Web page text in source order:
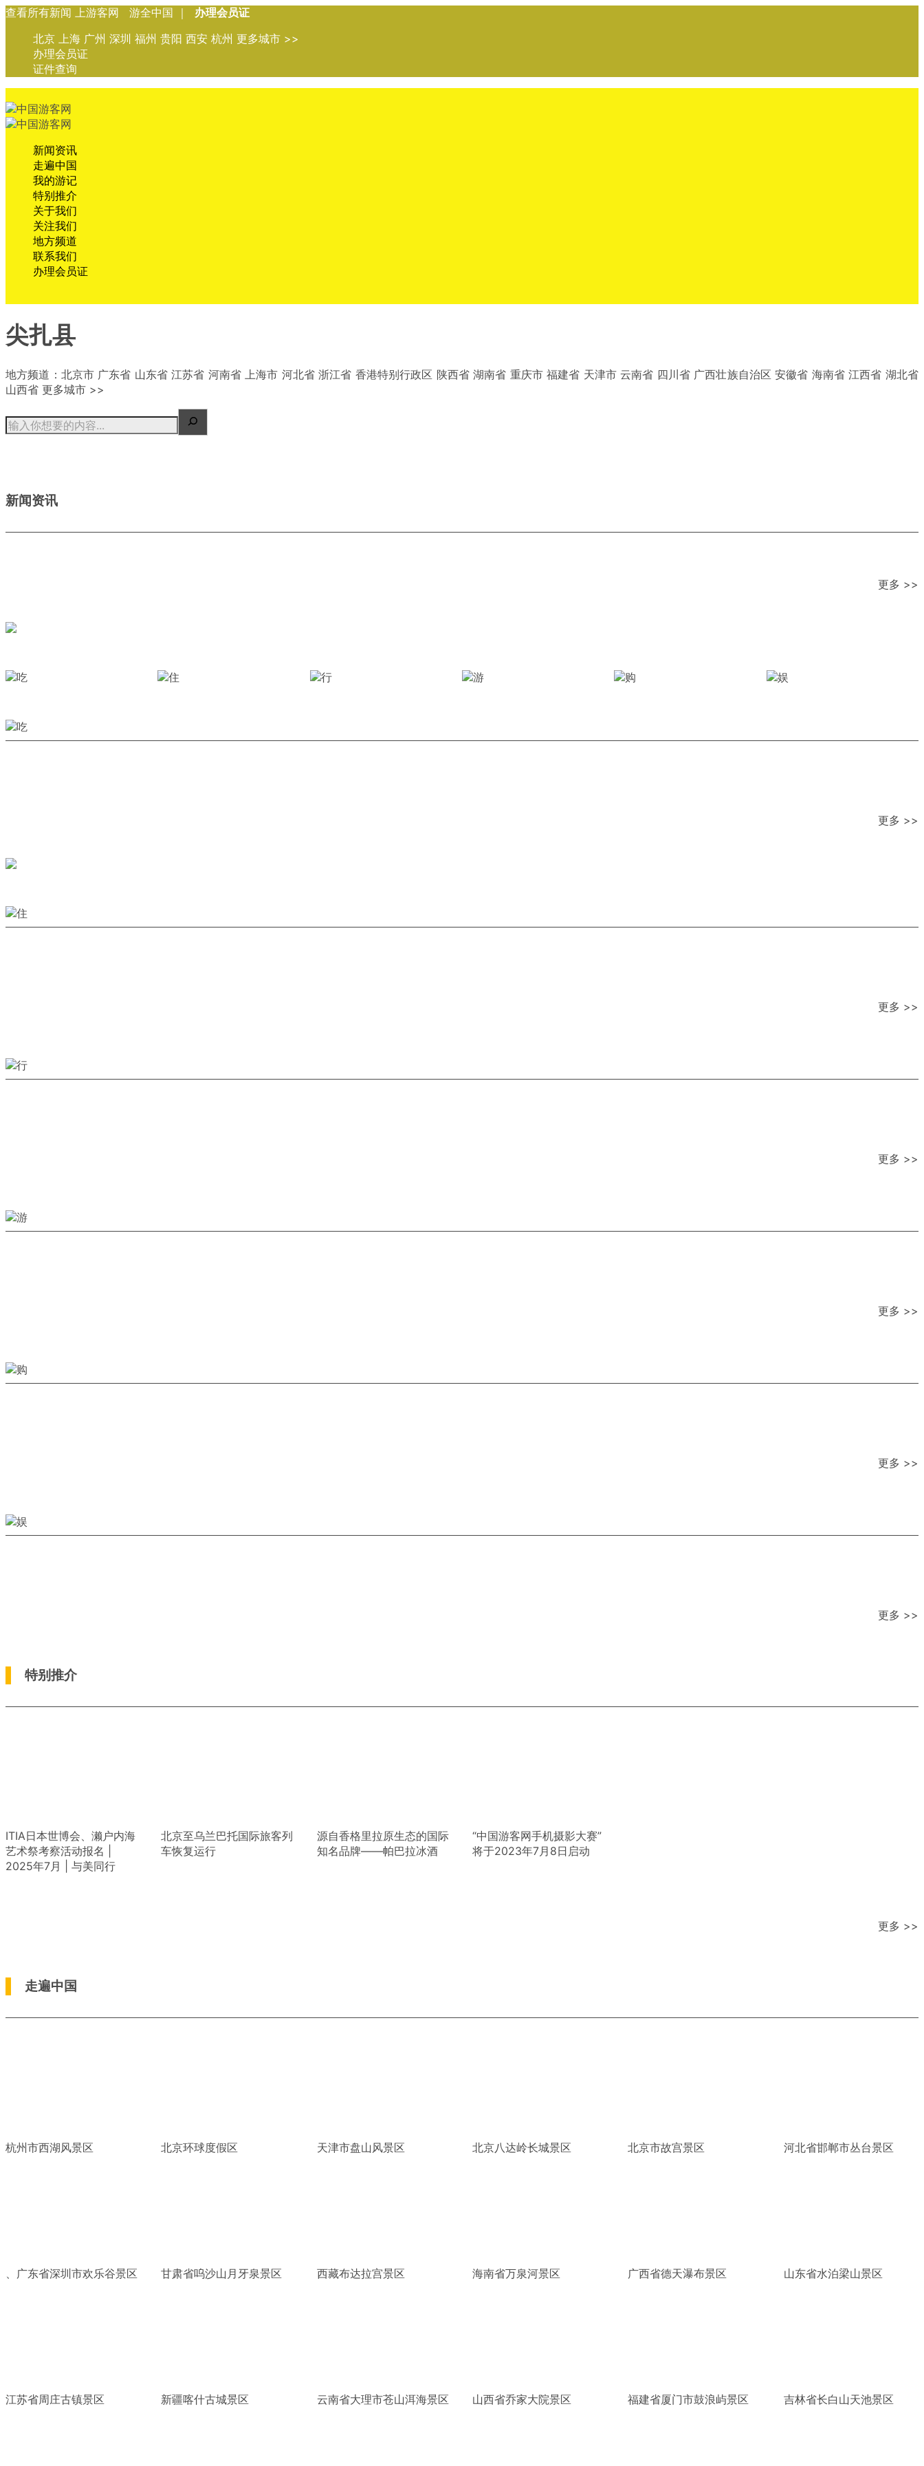
查看所有新闻 上游客网 游全中国 ｜
办理会员证
北京 上海 广州 深圳 福州 贵阳 西安 杭州 更多城市 >>
办理会员证
证件查询
新闻资讯
走遍中国
我的游记
特别推介
关于我们
关注我们
地方频道
联系我们
办理会员证
尖扎县
地方频道：北京市 广东省 山东省 江苏省 河南省 上海市 河北省 浙江省 香港特别行政区 陕西省 湖南省 重庆市 福建省 天津市 云南省 四川省 广西壮族自治区 安徽省 海南省 江西省 湖北省
山西省 更多城市 >>
新闻资讯
更多 >>
更多 >>
更多 >>
更多 >>
更多 >>
更多 >>
更多 >>
特别推介
ITIA日本世博会、濑户内海
艺术祭考察活动报名 |
2025年7月 | 与美同行
北京至乌兰巴托国际旅客列
车恢复运行
源自香格里拉原生态的国际
知名品牌——帕巴拉冰酒
“中国游客网手机摄影大赛”
将于2023年7月8日启动
更多 >>
走遍中国
杭州市西湖风景区 北京环球度假区 天津市盘山风景区 北京八达岭长城景区 北京市故宫景区 河北省邯郸市丛台景区
、广东省深圳市欢乐谷景区 甘肃省呜沙山月牙泉景区 西藏布达拉宫景区 海南省万泉河景区 广西省德天瀑布景区 山东省水泊梁山景区
江苏省周庄古镇景区 新疆喀什古城景区 云南省大理市苍山洱海景区 山西省乔家大院景区 福建省厦门市鼓浪屿景区 吉林省长白山天池景区